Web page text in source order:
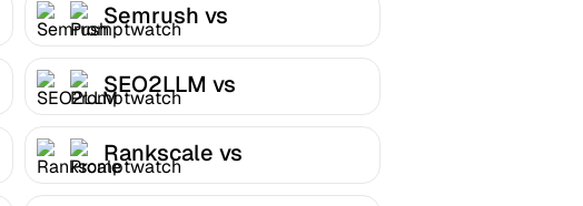
Semrush vs
Promptwatch
SEO2LLM vs
Promptwatch
Rankscale vs
Promptwatch